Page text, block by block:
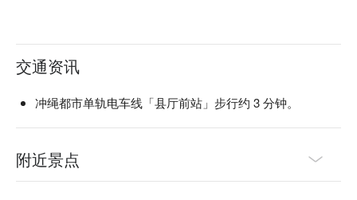
交通资讯
冲绳都市单轨电车线「县厅前站」步行约 3 分钟。
附近景点